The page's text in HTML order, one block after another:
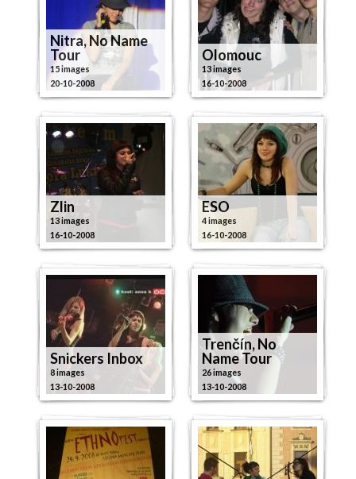
Nitra, No Name
Tour
15 images
20-10-2008
Olomouc
13 images
16-10-2008
Zlin
13 images
16-10-2008
ESO
4 images
16-10-2008
Snickers Inbox
8 images
13-10-2008
Trenčín, No
Name Tour
26 images
13-10-2008